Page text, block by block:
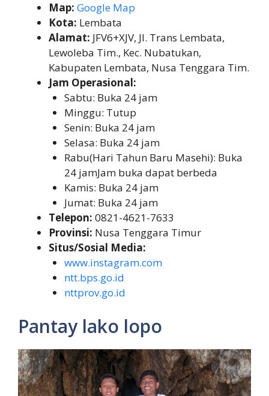
Map: Google Map
Kota: Lembata
Alamat: JFV6+XJV, Jl. Trans Lembata,
Lewoleba Tim., Kec. Nubatukan,
Kabupaten Lembata, Nusa Tenggara Tim.
Jam Operasional:
Sabtu: Buka 24 jam
Minggu: Tutup
Senin: Buka 24 jam
Selasa: Buka 24 jam
Rabu(Hari Tahun Baru Masehi): Buka
24 jamJam buka dapat berbeda
Kamis: Buka 24 jam
Jumat: Buka 24 jam
Telepon: 0821-4621-7633
Provinsi: Nusa Tenggara Timur
Situs/Sosial Media:
www.instagram.com
ntt.bps.go.id
nttprov.go.id
Pantay lako lopo